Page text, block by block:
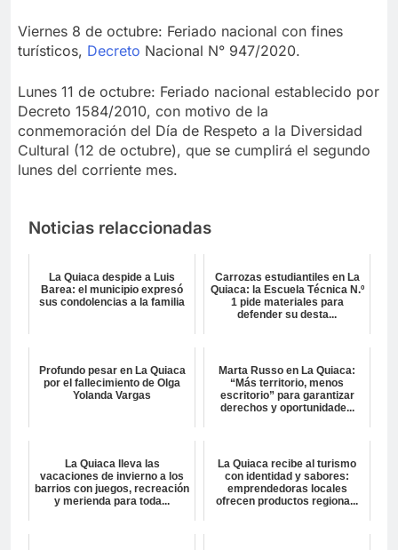
Viernes 8 de octubre: Feriado nacional con fines
turísticos, Decreto Nacional N° 947/2020.
Lunes 11 de octubre: Feriado nacional establecido por
Decreto 1584/2010, con motivo de la
conmemoración del Día de Respeto a la Diversidad
Cultural (12 de octubre), que se cumplirá el segundo
lunes del corriente mes.
Noticias relaccionadas
La Quiaca despide a Luis
Barea: el municipio expresó
sus condolencias a la familia
Carrozas estudiantiles en La
Quiaca: la Escuela Técnica N.º
1 pide materiales para
defender su desta...
Profundo pesar en La Quiaca
por el fallecimiento de Olga
Yolanda Vargas
Marta Russo en La Quiaca:
“Más territorio, menos
escritorio” para garantizar
derechos y oportunidade...
La Quiaca lleva las
vacaciones de invierno a los
barrios con juegos, recreación
y merienda para toda...
La Quiaca recibe al turismo
con identidad y sabores:
emprendedoras locales
ofrecen productos regiona...